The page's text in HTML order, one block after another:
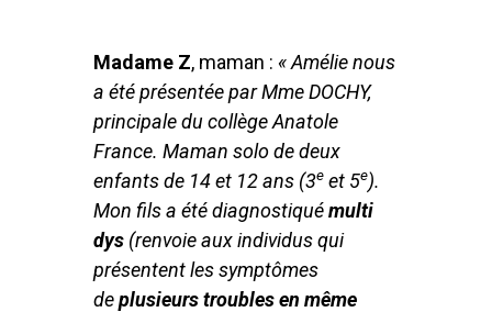
Madame Z, maman : « Amélie nous
a été présentée par Mme DOCHY,
principale du collège Anatole
France. Maman solo de deux
enfants de 14 et 12 ans (3e et 5e).
Mon fils a été diagnostiquémulti
dys (renvoie aux individus qui
présentent les symptômes
deplusieurs troubles en même